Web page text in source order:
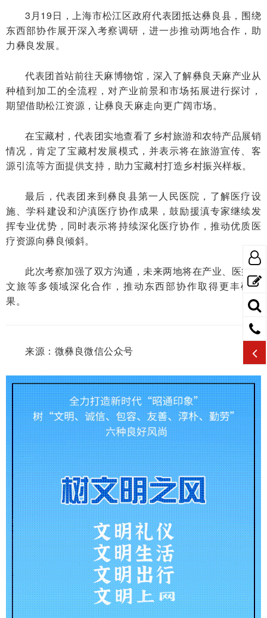
3月19日，上海市松江区政府代表团抵达彝良县，围绕
东西部协作展开深入考察调研，进一步推动两地合作，助
力彝良发展。
代表团首站前往天麻博物馆，深入了解彝良天麻产业从
种植到加工的全流程，对产业前景和市场拓展进行探讨，
期望借助松江资源，让彝良天麻走向更广阔市场。
在宝藏村，代表团实地查看了乡村旅游和农特产品展销
情况，肯定了宝藏村发展模式，并表示将在旅游宣传、客
源引流等方面提供支持，助力宝藏村打造乡村振兴样板。
最后，代表团来到彝良县第一人民医院，了解医疗设
施、学科建设和沪滇医疗协作成果，鼓励援滇专家继续发
挥专业优势，同时表示将持续深化医疗协作，推动优质医
疗资源向彝良倾斜。
此次考察加强了双方沟通，未来两地将在产业、医疗、
文旅等多领域深化合作，推动东西部协作取得更丰硕成
果。
来源： 微彝良微信公众号